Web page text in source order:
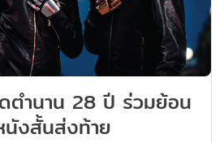
Xiuhtezcatl, Emma Chamberlain
ซึ่งแคมเปญนี้ได้ร่วมส่งเสริมโดยเผย
เพื่อหวังว่าจะเป็นแรงขับเคลื่อนและ
ะเป็นกำลังสำคัญในการส่งต่อ
โดยทั้งนี้ลีวายส์® ประเทศไทย ยัง
Go Green “รีไซเคิล ยีนส์ยั่งยืน”
ตำนาน 28 ปี ร่วมย้อน
งสั้นส่งท้าย